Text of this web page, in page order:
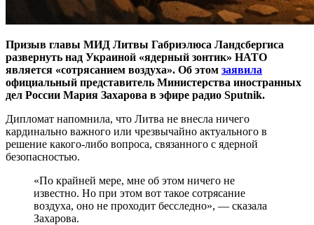
Призыв главы МИД Литвы Габриэлюса Ландсбергиса
развернуть над Украиной «ядерный зонтик» НАТО
является «сотрясанием воздуха». Об этом заявила
официальный представитель Министерства иностранных
дел России Мария Захарова в эфире радио Sputnik.
Дипломат напомнила, что Литва не внесла ничего
кардинально важного или чрезвычайно актуального в
решение какого-либо вопроса, связанного с ядерной
безопасностью.
«По крайней мере, мне об этом ничего не
известно. Но при этом вот такое сотрясание
воздуха, оно не проходит бесследно», — сказала
Захарова.